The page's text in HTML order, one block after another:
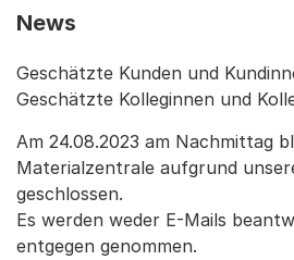
News
Geschätzte Kunden und
Geschätzte Kolleginnen und
Am 24.08.2023 am Nachmittag
Materialzentrale aufgrund
geschlossen.
Es werden weder E-Mails
entgegen genommen.